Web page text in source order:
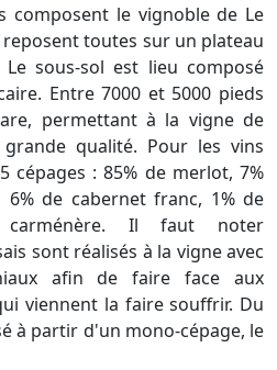
composent le vignoble de Le
reposent toutes sur un plateau
Le sous-sol est lieu composé
Entre 7000 et 5000 pieds
permettant à la vigne de
qualité. Pour les vins
cépages : 85% de merlot, 7%
de cabernet franc, 1% de
Il faut noter
sont réalisés à la vigne avec
afin de faire face aux
viennent la faire souffrir. Du
à partir d'un mono-cépage, le